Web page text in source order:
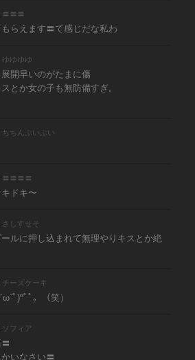
〓〓〓
らえます〓て感じだな私わ
ゆゆゆゆ
開早いのがたまに傷
とか女の子も無防備すぎ。
ちちんぷいぷい
〓〓〓〓
ドキ〜
さしすせそ
ルに押し込まれて無理やりキスとか絶
ーズケーキ
ﾟ)ºﾟﾟ。（笑）
ソフィア
いなさい〓